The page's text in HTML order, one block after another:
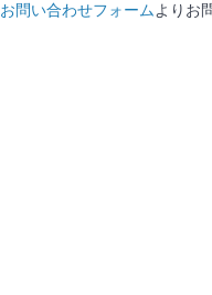
お問い合わせフォームよりお